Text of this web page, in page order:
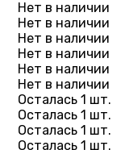
Нет в наличии
Нет в наличии
Нет в наличии
Нет в наличии
Нет в наличии
Нет в наличии
Осталась 1 шт.
Осталась 1 шт.
Осталась 1 шт.
Осталась 1 шт.